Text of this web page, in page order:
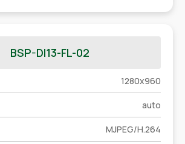
BSP-DI13-FL-02
1280x960
auto
MJPEG/H.264